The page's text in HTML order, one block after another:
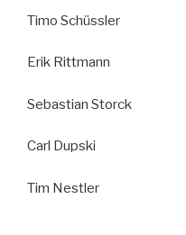
Timo Schüssler
Erik Rittmann
Sebastian Storck
Carl Dupski
Tim Nestler